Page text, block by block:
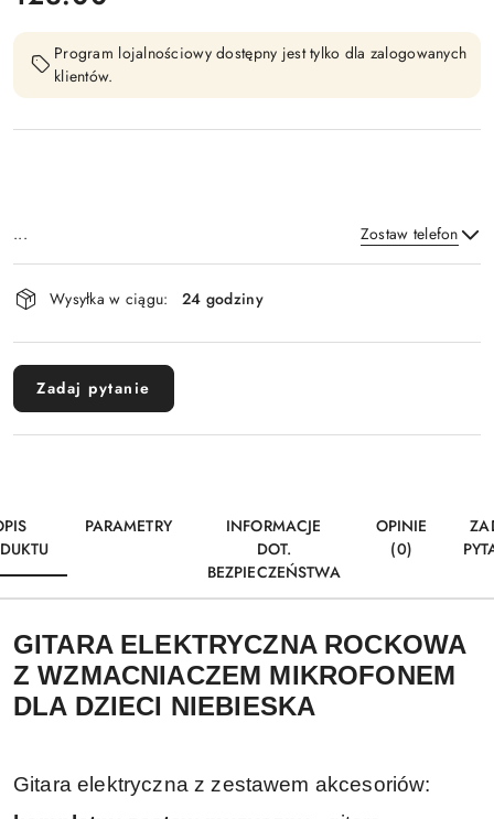
Program lojalnościowy dostępny jest tylko dla zalogowanych
klientów.
... Zostaw telefon
Dostępność
i
dostawa
Wysyłka w ciągu: 24 godziny
Zadaj pytanie
PARAMETRY
INFORMACJE
DOT.
BEZPIECZEŃSTWA
OPINIE
(0)
GITARA ELEKTRYCZNA ROCKOWA
Z WZMACNIACZEM MIKROFONEM
DLA DZIECI NIEBIESKA
Gitara elektryczna z zestawem akcesoriów: